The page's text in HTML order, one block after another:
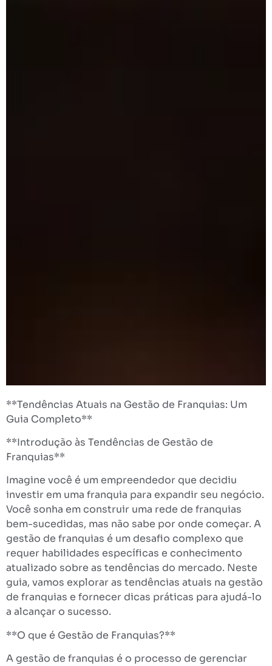
**Tendências Atuais na Gestão de Franquias: Um
Guia Completo**
**Introdução às Tendências de Gestão de
Franquias**
Imagine você é um empreendedor que decidiu
investir em uma franquia para expandir seu negócio.
Você sonha em construir uma rede de franquias
bem-sucedidas, mas não sabe por onde começar. A
gestão de franquias é um desafio complexo que
requer habilidades específicas e conhecimento
atualizado sobre as tendências do mercado. Neste
guia, vamos explorar as tendências atuais na gestão
de franquias e fornecer dicas práticas para ajudá-lo
a alcançar o sucesso.
**O que é Gestão de Franquias?**
A gestão de franquias é o processo de gerenciar